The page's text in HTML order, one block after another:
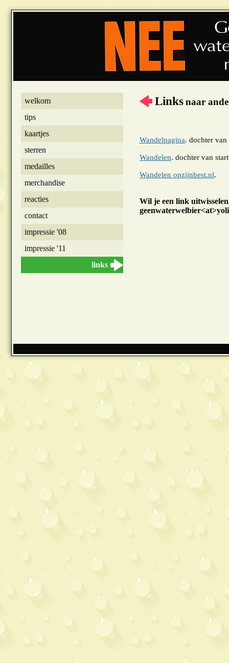
welkom
tips
kaartjes
sterren
medailles
merchandise
reacties
contact
impressie '08
impressie '11
links
Linksnaar
Wandelpagina. dochter van
Wandelen. dochter van
Wandelen opzijnbest.nl.
Wil je een link